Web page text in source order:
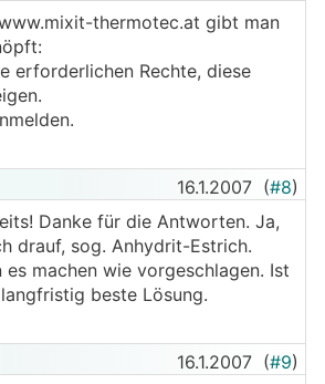
thermotec.at gibt man
erforderlichen Rechte, diese
16.1.2007 (#8)
Danke für die Antworten. Ja,
drauf, sog. Anhydrit-Estrich.
machen wie vorgeschlagen. Ist
beste Lösung.
16.1.2007 (#9)